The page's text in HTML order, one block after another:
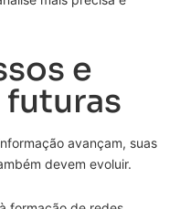
e
avançam, suas
devem evoluir.